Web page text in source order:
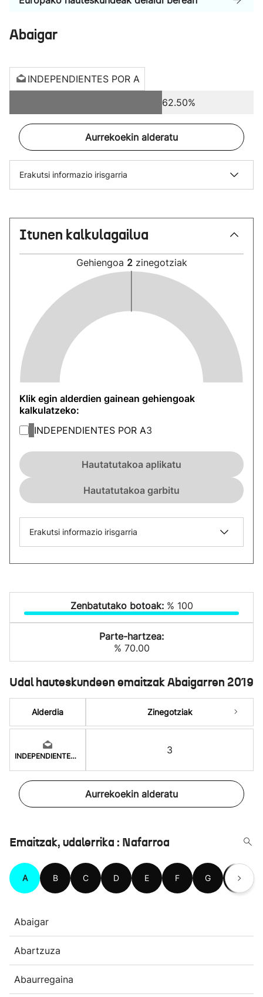
Abaigar
INDEPENDIENTES POR A
62.50%
Aurrekoekin alderatu
Erakutsi informazio irisgarria
Itunen kalkulagailua
Gehiengoa 2 zinegotziak
Klik egin alderdien gainean gehiengoak
kalkulatzeko:
INDEPENDIENTES POR A3
Hautatutakoa aplikatu
Hautatutakoa garbitu
Erakutsi informazio irisgarria
Zenbatutako botoak: % 100
Parte-hartzea:
% 70.00
Udal hauteskundeen emaitzak Abaigarren 2019
Alderdia
INDEPENDIENTES POR A
Zinegotziak
3
Aurrekoekin alderatu
Emaitzak, udalerrika : Nafarroa
A B C D E F G H
Abaigar
Abartzuza
Abaurregaina